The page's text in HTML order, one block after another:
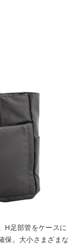
H足部管をケースに
保。大小さまざまな